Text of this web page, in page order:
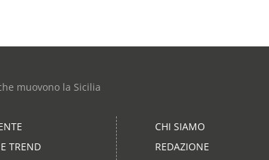
muovono la Sicilia
TREND
CHI SIAMO
REDAZIONE